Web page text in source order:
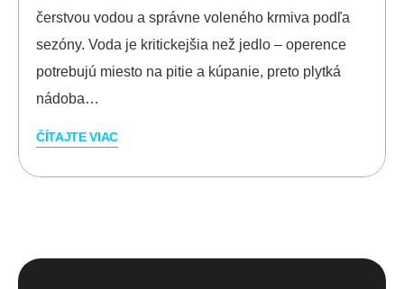
čerstvou vodou a správne voleného krmiva podľa
sezóny. Voda je kritickejšia než jedlo – operence
potrebujú miesto na pitie a kúpanie, preto plytká
nádoba…
ČÍTAJTE VIAC